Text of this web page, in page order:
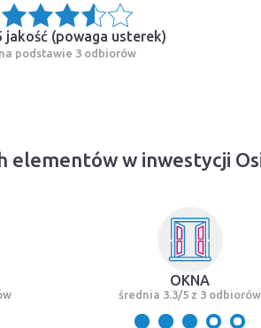
jakość (powaga usterek)
na podstawie 3 odbiorów
elementów w inwestycji
OKNA
średnia 3.3/5 z 3 odbiorów